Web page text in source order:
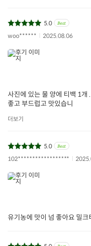
5.0
woo******
2025.08.06
사진에 있는 물 양에 티백 1개 . 전자렌지
좋고 부드럽고 맛있습니
더보기
5.0
102******************
유기농에 맛이 넘 좋아요 밀